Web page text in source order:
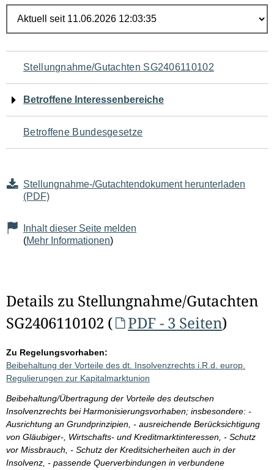
Navigation
für
den
Seiteninhalt
Stellungnahme/Gutachten SG2406110102
Betroffene Interessenbereiche
Betroffene Bundesgesetze
Stellungnahme-/Gutachtendokument herunterladen
(PDF)
Inhalt dieser Seite melden
(Mehr Informationen)
Details zu Stellungnahme/Gutachten
SG2406110102 (
PDF - 3 Seiten)
Zu Regelungsvorhaben:
Beibehaltung der Vorteile des dt. Insolvenzrechts i.R.d. europ.
Regulierungen zur Kapitalmarktunion
Beibehaltung/Übertragung der Vorteile des deutschen
Insolvenzrechts bei Harmonisierungsvorhaben; insbesondere: -
Ausrichtung an Grundprinzipien, - ausreichende Berücksichtigung
von Gläubiger-, Wirtschafts- und Kreditmarktinteressen, - Schutz
vor Missbrauch, - Schutz der Kreditsicherheiten auch in der
Insolvenz, - passende Querverbindungen in verbundene